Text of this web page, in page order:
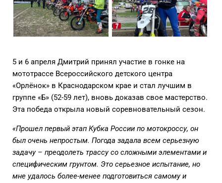
5 и 6 апреля Дмитрий принял участие в гонке на
мототрассе Всероссийского детского центра
«Орлёнок» в Краснодарском крае и стал лучшим в
группе «Б» (52-59 лет), вновь доказав свое мастерство.
Эта победа открыла новый соревновательный сезон.
«Прошел первый этап Кубка России по мотокроссу, он
был очень непростым. Погода задала всем серьезную
задачу – преодолеть трассу со сложными элементами и
специфическим грунтом. Это серьезное испытание, но
мне удалось более-менее подготовиться самому и